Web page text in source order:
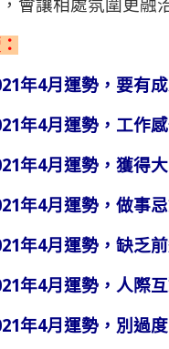
會讓相處氛圍更融
年4月運勢，要有
年4月運勢，工作
年4月運勢，獲得
年4月運勢，做事
年4月運勢，缺乏
年4月運勢，人際
年4月運勢，別過